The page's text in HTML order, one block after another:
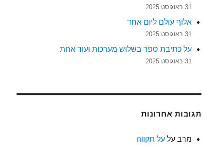
31 באוגוסט 2025
אלוף עולם ליום אחד
31 באוגוסט 2025
על כתיבת ספר בשלוש מערכות ועוד אחת
31 באוגוסט 2025
תגובות אחרונות
מרב עלעל תקווה